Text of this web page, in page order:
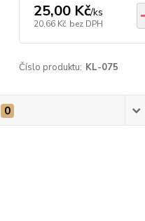
25,00 Kč/ks
20,66 Kč bez DPH
Číslo produktu: KL-075
0